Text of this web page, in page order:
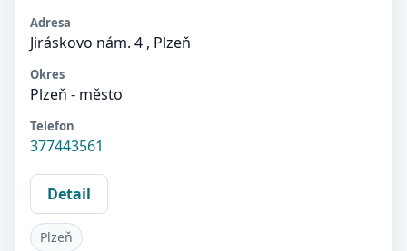
Adresa
Jiráskovo nám. 4 , Plzeň
Okres
Plzeň - město
Telefon
377443561
Detail
Plzeň